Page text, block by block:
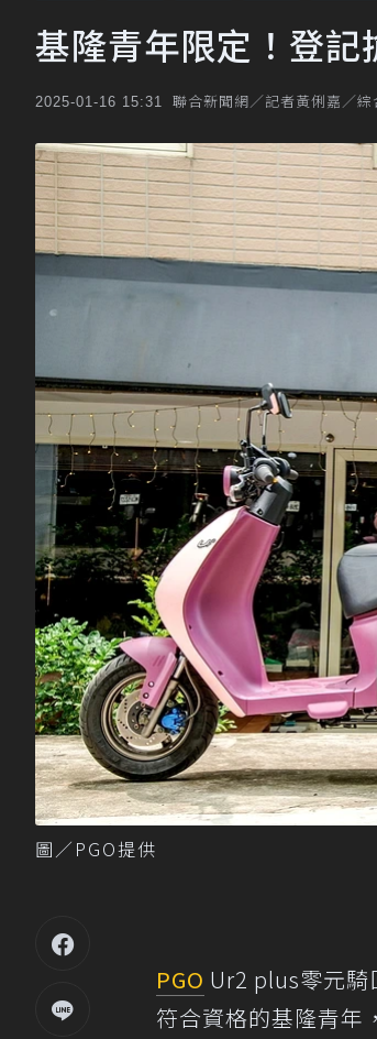
基隆青年限定！登記
2025-01-16 15:31 聯合新聞網／記者黃俐嘉／綜
圖／PGO提供
PGO Ur2 plus零元
符合資格的基隆青年